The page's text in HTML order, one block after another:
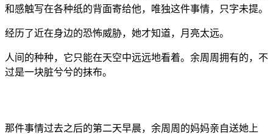
和感触写在各种纸的背面寄给他，唯独这件事情，只字未提。
经历了近在身边的恐怖威胁，她才知道，月亮太远。
人间的种种，它只能在天空中远远地看着。余周周拥有的，不
过是一块脏兮兮的抹布。
那件事情过去之后的第二天早晨，余周周的妈妈亲自送她上